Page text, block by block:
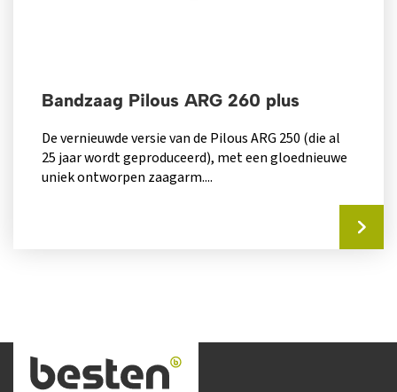
Bandzaag Pilous ARG 260 plus
De vernieuwde versie van de Pilous ARG 250 (die al
25 jaar wordt geproduceerd), met een gloednieuwe
uniek ontworpen zaagarm....